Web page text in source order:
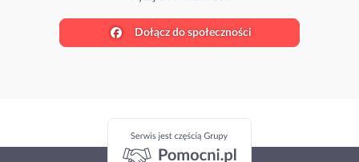
Dołącz do społeczności